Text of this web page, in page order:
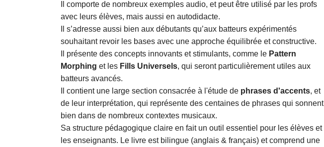
Il comporte de nombreux exemples audio, et peut être utilisé par les profs
avec leurs élèves, mais aussi en autodidacte.
Il s’adresse aussi bien aux débutants qu’aux batteurs expérimentés
souhaitant revoir les bases avec une approche équilibrée et constructive.
Il présente des concepts innovants et stimulants, comme le Pattern
Morphing et les Fills Universels, qui seront particulièrement utiles aux
batteurs avancés.
Il contient une large section consacrée à l'étude de phrases d'accents, et
de leur interprétation, qui représente des centaines de phrases qui sonnent
bien dans de nombreux contextes musicaux.
Sa structure pédagogique claire en fait un outil essentiel pour les élèves et
les enseignants. Le livre est bilingue (anglais & français) et comprend une